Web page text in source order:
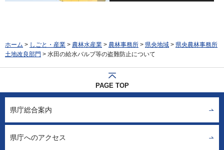
ホーム > しごと・産業 > 農林水産業 > 農林事務所 > 県央地域 > 県央農林事務所
土地改良部門 > 水田の給水バルブ等の盗難防止について
PAGE TOP
県庁総合案内
県庁へのアクセス